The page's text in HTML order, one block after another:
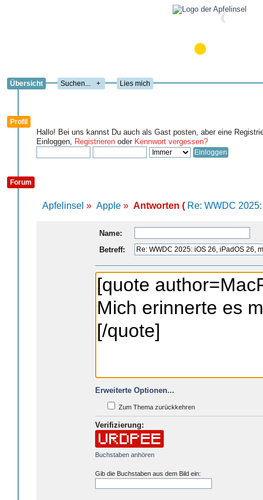
Übersicht + Lies mich
Profil
Hallo! Bei uns kannst Du auch als Gast posten, aber eine
Einloggen, Registrieren oder Kennwort vergessen?
Forum
Apfelinsel » Apple » Antworten ( Re: WWDC
Name:
Betreff:
Erweiterte Optionen...
Zum Thema zurückkehren
Verifizierung:
Buchstaben anhören
Gib die Buchstaben aus dem Bild ein: